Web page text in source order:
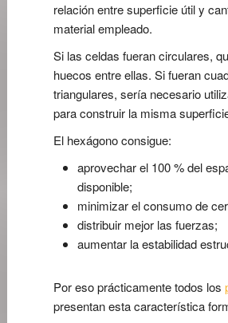
relación entre superficie útil y
material empleado.
Si las celdas fueran circulares,
huecos entre ellas. Si fueran
triangulares, sería necesario
para construir la misma
El hexágono consigue:
aprovechar el 100 % del
disponible;
minimizar el consumo de
distribuir mejor las fuerzas;
aumentar la estabilidad
Por eso prácticamente todos los
presentan esta característica